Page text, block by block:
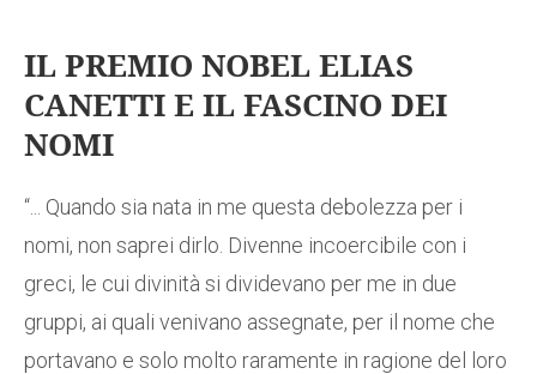
IL PREMIO NOBEL ELIAS
CANETTI E IL FASCINO DEI
NOMI
“... Quando sia nata in me questa debolezza per i
nomi, non saprei dirlo. Divenne incoercibile con i
greci, le cui divinità si dividevano per me in due
gruppi, ai quali venivano assegnate, per il nome che
portavano e solo molto raramente in ragione del loro